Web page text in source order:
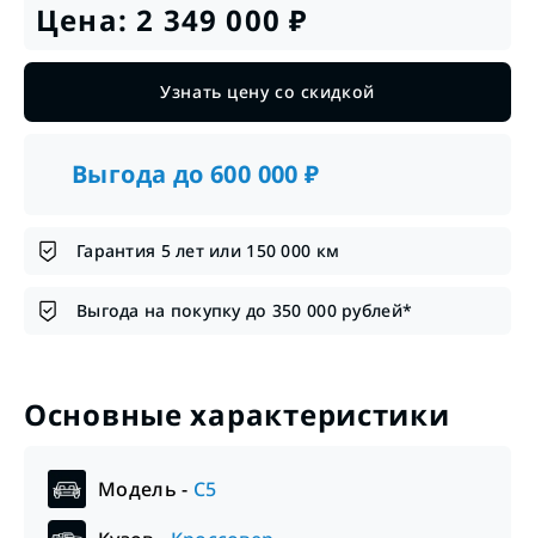
Цена: 2 349 000 ₽
Узнать цену со скидкой
Выгода до600 000 ₽
Гарантия 5 лет или 150 000 км
Выгода на покупку до 350 000 рублей*
Основные характеристики
Модель - C5